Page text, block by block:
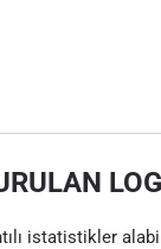
istatistikler